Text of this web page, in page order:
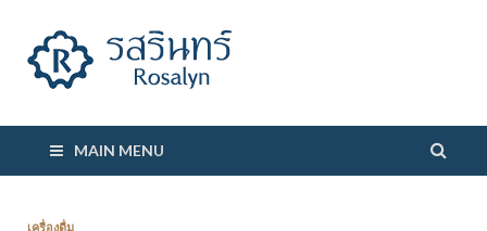
MAIN MENU
เครื่องดื่ม